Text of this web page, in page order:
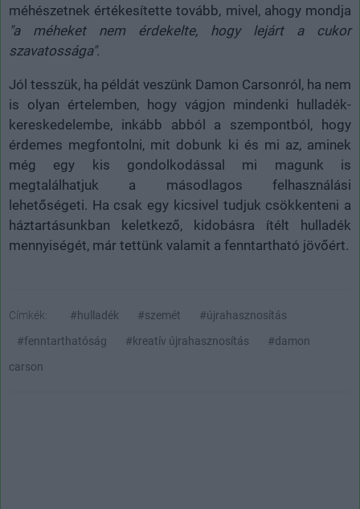
méhészetnek értékesítette tovább, mivel, ahogy mondja
"a méheket nem érdekelte, hogy lejárt a cukor
szavatossága".
Jól tesszük, ha példát veszünk Damon Carsonról, ha nem
is olyan értelemben, hogy vágjon mindenki hulladék-
kereskedelembe, inkább abból a szempontból, hogy
érdemes megfontolni, mit dobunk ki és mi az, aminek
még egy kis gondolkodással mi magunk is
megtalálhatjuk a másodlagos felhasználási
lehetőségeti. Ha csak egy kicsivel tudjuk csökkenteni a
háztartásunkban keletkező, kidobásra ítélt hulladék
mennyiségét, már tettünk valamit a fenntartható jövőért.
Címkék: #hulladék #szemét
#újrahasznosítás
#fenntarthatóság
#kreatív újrahasznosítás
#damon
carson